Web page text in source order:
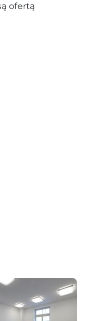
ofertą